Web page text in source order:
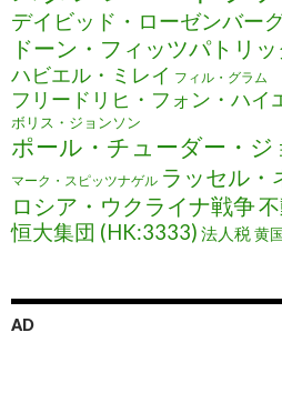
デイビッド・ローゼンバー
ドーン・フィッツパトリッ
ハビエル・ミレイ フィル・グラム
フリードリヒ・フォン・ハイ
ボリス・ジョンソン
ポール・チューダー・ジ
マーク・スピッツナゲル ラッセル・
ロシア・ウクライナ戦争
恒大集団 (HK:3333) 法人税黄
AD